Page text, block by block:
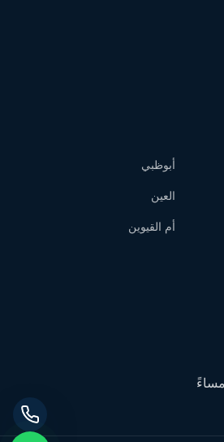
أبوظبي
العين
أم القيوين